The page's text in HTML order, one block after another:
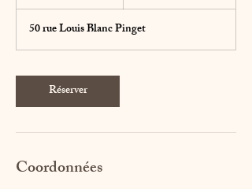
50 rue Louis Blanc Pinget
Réserver
Coordonnées